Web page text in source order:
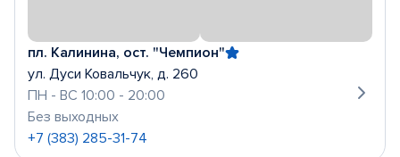
пл. Калинина, ост. "Чемпион"
ул. Дуси Ковальчук, д. 260
ПН - ВС 10:00 - 20:00
Без выходных
+7 (383) 285-31-74